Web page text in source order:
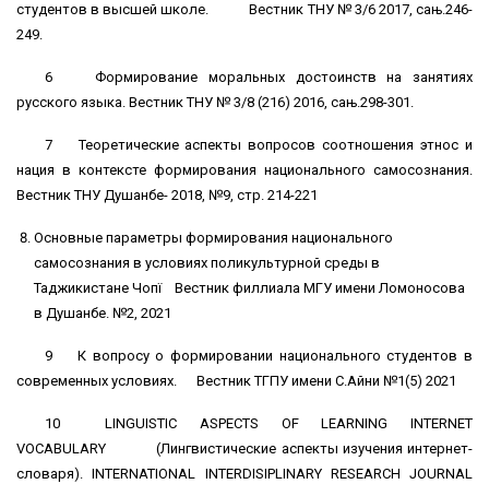
студентов в высшей школе. Вестник ТНУ № 3/6 2017, сањ.246-
249.
6 Формирование моральных достоинств на занятиях
русского языка. Вестник ТНУ № 3/8 (216) 2016, сањ.298-301.
7 Теоретические аспекты вопросов соотношения этнос и
нация в контексте формирования национального самосознания.
Вестник ТНУ Душанбе- 2018, №9, стр. 214-221
Основные параметры формирования национального
самосознания в условиях поликультурной среды в
Таджикистане Чопї Вестник филлиала МГУ имени Ломоносова
в Душанбе. №2, 2021
9 К вопросу о формировании национального студентов в
современных условиях. Вестник ТГПУ имени С.Айни №1(5) 2021
10 LINGUISTIC ASPECTS OF LEARNING INTERNET
VOCABULARY (Лингвистические аспекты изучения интернет-
словаря). INTERNATIONAL INTERDISIPLINARY RESEARCH JOURNAL